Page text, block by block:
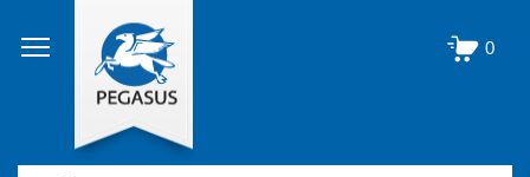
edasi
põhisisu
0